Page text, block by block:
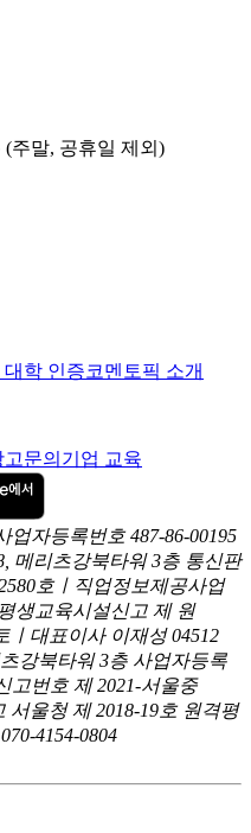
(주말, 공휴일 제외)
대학 인증코멘토픽 소개
고문의 기업 교육
자등록번호 487-86-00195
메리츠강북타워 3층 통신판
호ㅣ직업정보제공사업
생교육시설신고 제 원
ㅣ대표이사 이재성 04512
강북타워 3층 사업자등록
고번호 제 2021-서울중
서울청 제 2018-19호 원격평
4154-0804